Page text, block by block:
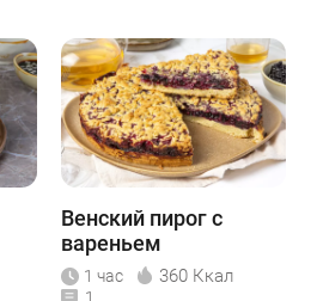
Венский пирог с
вареньем
1 час 360 Ккал